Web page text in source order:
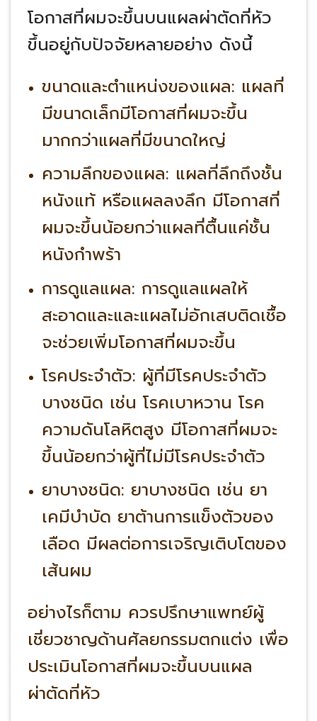
โอกาสที่ผมจะขึ้นบนแผลผ่าตัดที่หัว
ขึ้นอยู่กับปัจจัยหลายอย่าง ดังนี้
ขนาดและตำแหน่งของแผล: แผลที่
มีขนาดเล็กมีโอกาสที่ผมจะขึ้น
มากกว่าแผลที่มีขนาดใหญ่
ความลึกของแผล: แผลที่ลึกถึงชั้น
หนังแท้ หรือแผลลงลึก มีโอกาสที่
ผมจะขึ้นน้อยกว่าแผลที่ตื้นแค่ชั้น
หนังกำพร้า
การดูแลแผล: การดูแลแผลให้
สะอาดและและแผลไม่อักเสบติดเชื้อ
จะช่วยเพิ่มโอกาสที่ผมจะขึ้น
โรคประจำตัว: ผู้ที่มีโรคประจำตัว
บางชนิด เช่น โรคเบาหวาน โรค
ความดันโลหิตสูง มีโอกาสที่ผมจะ
ขึ้นน้อยกว่าผู้ที่ไม่มีโรคประจำตัว
ยาบางชนิด: ยาบางชนิด เช่น ยา
เคมีบำบัด ยาต้านการแข็งตัวของ
เลือด มีผลต่อการเจริญเติบโตของ
เส้นผม
อย่างไรก็ตาม ควรปรึกษาแพทย์ผู้
เชี่ยวชาญด้านศัลยกรรมตกแต่ง เพื่อ
ประเมินโอกาสที่ผมจะขึ้นบนแผล
ผ่าตัดที่หัว